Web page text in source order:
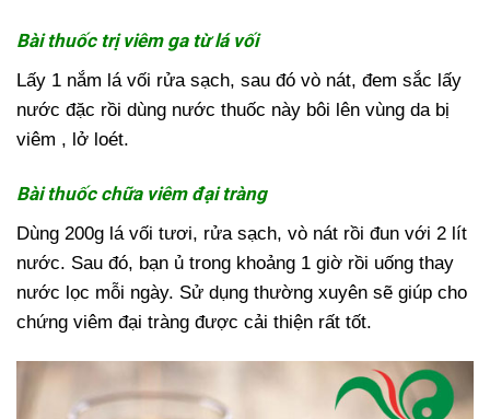
Bài thuốc trị viêm ga từ lá vối
Lấy 1 nắm lá vối rửa sạch, sau đó vò nát, đem sắc lấy
nước đặc rồi dùng nước thuốc này bôi lên vùng da bị
viêm , lở loét.
Bài thuốc chữa viêm đại tràng
Dùng 200g lá vối tươi, rửa sạch, vò nát rồi đun với 2 lít
nước. Sau đó, bạn ủ trong khoảng 1 giờ rồi uống thay
nước lọc mỗi ngày. Sử dụng thường xuyên sẽ giúp cho
chứng viêm đại tràng được cải thiện rất tốt.